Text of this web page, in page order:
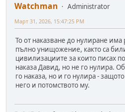
Watchman
Administrator
Март 31, 2026, 15:47:25 PM
То от наказване до нулиране
пълно унищожение, както са
цивилизациите за които писах
наказа Давид, но не го нулира.
го наказа, но и го нулира -
него и потомството му.